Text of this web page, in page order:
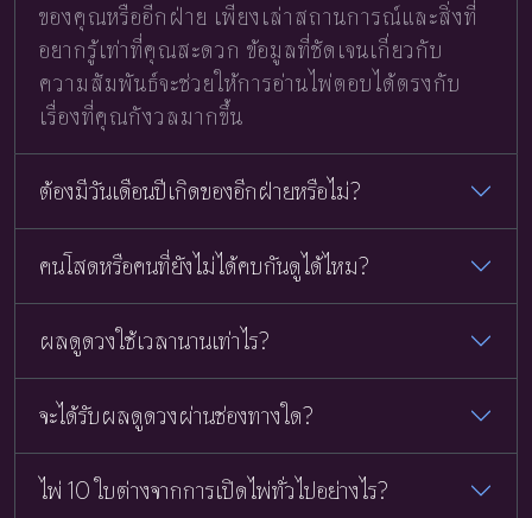
ของคุณหรืออีกฝ่าย เพียงเล่าสถานการณ์และสิ่งที่
อยากรู้เท่าที่คุณสะดวก ข้อมูลที่ชัดเจนเกี่ยวกับ
ความสัมพันธ์จะช่วยให้การอ่านไพ่ตอบได้ตรงกับ
เรื่องที่คุณกังวลมากขึ้น
ต้องมีวันเดือนปีเกิดของอีกฝ่ายหรือไม่?
คนโสดหรือคนที่ยังไม่ได้คบกันดูได้ไหม?
ผลดูดวงใช้เวลานานเท่าไร?
จะได้รับผลดูดวงผ่านช่องทางใด?
ไพ่ 10 ใบต่างจากการเปิดไพ่ทั่วไปอย่างไร?